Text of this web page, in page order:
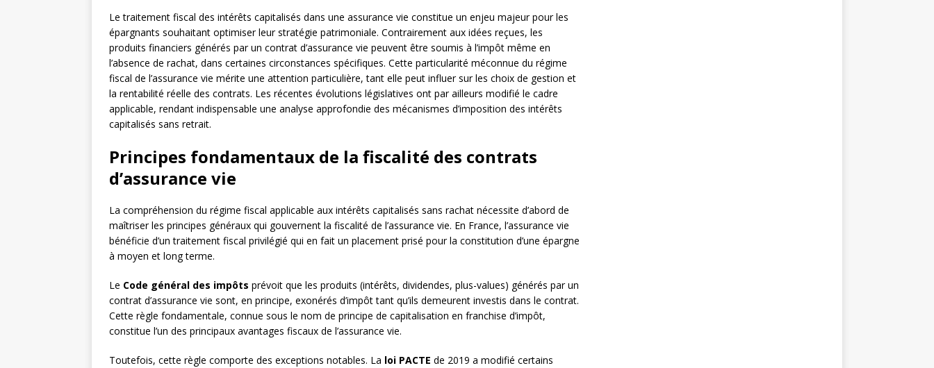
Le traitement fiscal des intérêts capitalisés dans une assurance vie constitue un enjeu majeur pour les
épargnants souhaitant optimiser leur stratégie patrimoniale. Contrairement aux idées reçues, les
produits financiers générés par un contrat d’assurance vie peuvent être soumis à l’impôt même en
l’absence de rachat, dans certaines circonstances spécifiques. Cette particularité méconnue du régime
fiscal de l’assurance vie mérite une attention particulière, tant elle peut influer sur les choix de gestion et
la rentabilité réelle des contrats. Les récentes évolutions législatives ont par ailleurs modifié le cadre
applicable, rendant indispensable une analyse approfondie des mécanismes d’imposition des intérêts
capitalisés sans retrait.
Principes fondamentaux de la fiscalité des contrats
d’assurance vie
La compréhension du régime fiscal applicable aux intérêts capitalisés sans rachat nécessite d’abord de
maîtriser les principes généraux qui gouvernent la fiscalité de l’assurance vie. En France, l’assurance vie
bénéficie d’un traitement fiscal privilégié qui en fait un placement prisé pour la constitution d’une épargne
à moyen et long terme.
Le Code général des impôts prévoit que les produits (intérêts, dividendes, plus-values) générés par un
contrat d’assurance vie sont, en principe, exonérés d’impôt tant qu’ils demeurent investis dans le contrat.
Cette règle fondamentale, connue sous le nom de principe de capitalisation en franchise d’impôt,
constitue l’un des principaux avantages fiscaux de l’assurance vie.
Toutefois, cette règle comporte des exceptions notables. La loi PACTE de 2019 a modifié certains